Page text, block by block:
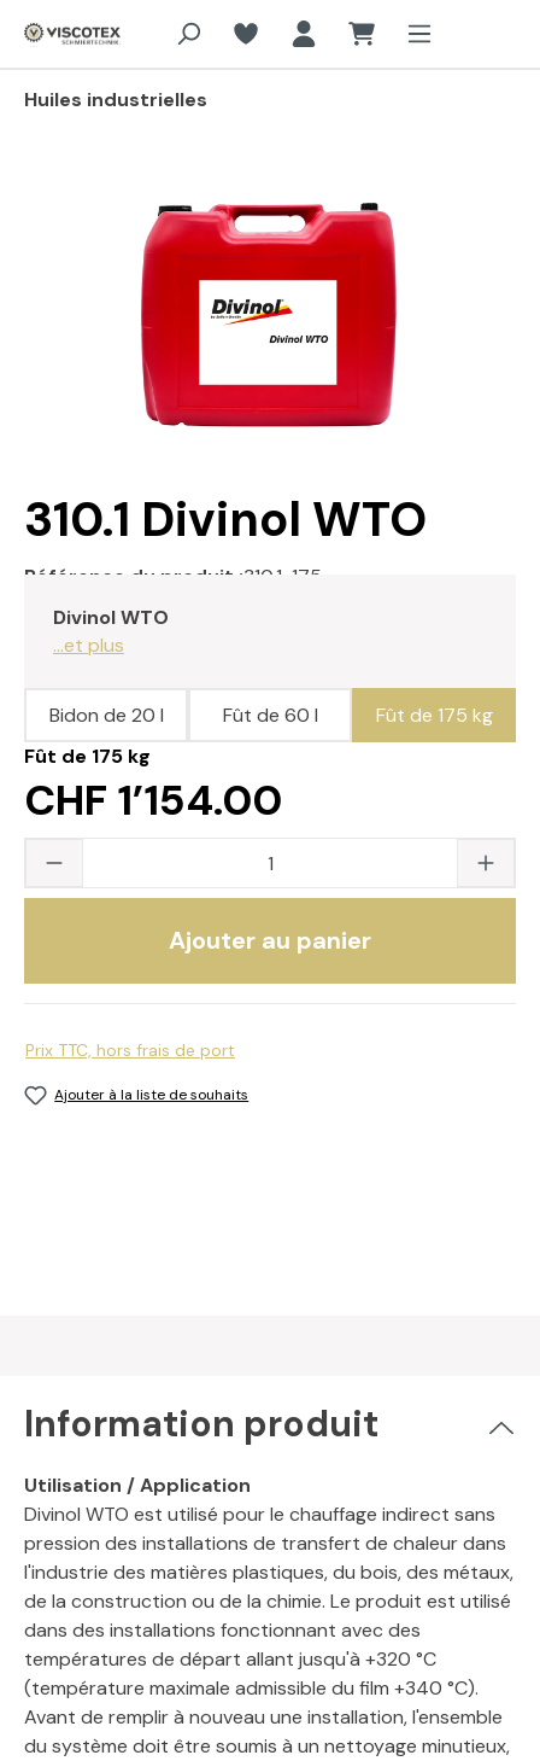
Aller au contenu principal
Huiles industrielles
310.1 Divinol WTO
Référence du produit :310.1-175
Divinol WTO
...et plus
Fût de 175 kg
CHF 1’154.00
Bidon de 20 l Fût de 60 l Fût de 175 kg
Quantité du produit : saisissez la valeur
Ajouter au panier
Prix TTC, hors frais de port
Ajouter à la liste de souhaits
Information produit
Utilisation / Application
Divinol WTO est utilisé pour le chauffage indirect sans
pression des installations de transfert de chaleur dans
l'industrie des matières plastiques, du bois, des métaux,
de la construction ou de la chimie. Le produit est utilisé
dans des installations fonctionnant avec des
températures de départ allant jusqu'à +320 °C
(température maximale admissible du film +340 °C).
Avant de remplir à nouveau une installation, l'ensemble
du système doit être soumis à un nettoyage minutieux,